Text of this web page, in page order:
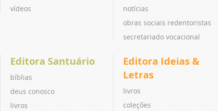
vídeos
notícias
obras sociais redentoristas
secretariado vocacional
Editora Santuário
bíblias
deus conosco
livros
Editora Ideias &
Letras
livros
coleções